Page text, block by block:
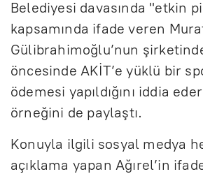
Belediyesi davasında "etkin
kapsamında ifade veren
Gülibrahimoğlu’nun
öncesinde AKİT’e yüklü bir
ödemesi yapıldığını iddia
örneğini de paylaştı.
Konuyla ilgili sosyal medya
açıklama yapan Ağırel’in